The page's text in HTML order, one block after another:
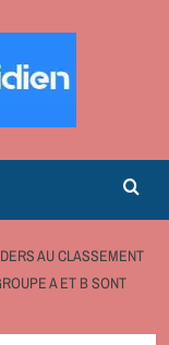
AU CLASSEMENT
A ET B SONT